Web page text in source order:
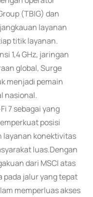
(TBIG) dan
layanan
titik layanan.
1,4 GHz, jaringan
global, Surge
menjadi pemain
nasional.
7 sebagai yang
posisi
layanan konektivitas
luas.Dengan
dari MSCI atas
pada jalur yang tepat
memperluas akses